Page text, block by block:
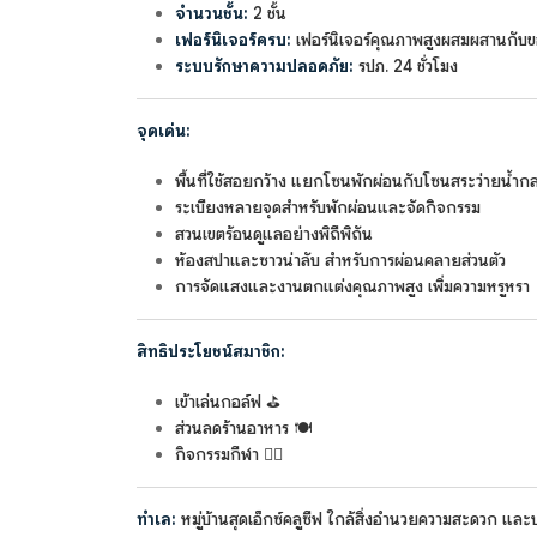
จำนวนชั้น: 2 ชั้น
เฟอร์นิเจอร์ครบ: เฟอร์นิเจอร์คุณภาพสูงผสมผสานกับ
ระบบรักษาความปลอดภัย: รปภ. 24 ชั่วโมง
จุดเด่น:
พื้นที่ใช้สอยกว้าง แยกโซนพักผ่อนกับโซนสระว่ายน้ำก
ระเบียงหลายจุดสำหรับพักผ่อนและจัดกิจกรรม
สวนเขตร้อนดูแลอย่างพิถีพิถัน
ห้องสปาและซาวน่าลับ สำหรับการผ่อนคลายส่วนตัว
การจัดแสงและงานตกแต่งคุณภาพสูง เพิ่มความหรูหรา
สิทธิประโยชน์สมาชิก:
เข้าเล่นกอล์ฟ ⛳
ส่วนลดร้านอาหาร 🍽️
กิจกรรมกีฬา 🏌️‍♂️
ทำเล: หมู่บ้านสุดเอ็กซ์คลูซีฟ ใกล้สิ่งอำนวยความสะดวก และ